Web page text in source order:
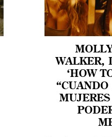
WALKER,
‘HOW
“CUANDO